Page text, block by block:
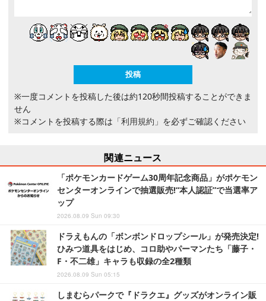
※一度コメントを投稿した後は約120秒間投稿することができま
せん
※コメントを投稿する際は 「利用規約」 を必ずご確認ください
関連ニュース
「ポケモンカードゲーム30周年記念商品」がポケモン
センターオンラインで抽選販売!“本人認証”で当選率ア
ップ
2026.08.09 Sun 09:30
ドラえもんの「ボンボンドロップシール」が発売決定!
ひみつ道具をはじめ、コロ助やパーマンたち「藤子・
F・不二雄」キャラも収録の全2種類
2026.08.09 Sun 05:15
しまむらパークで『ドラクエ』グッズがオンライン販